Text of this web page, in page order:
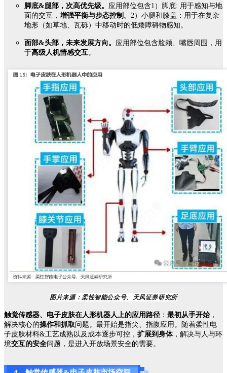
脚底&腿部，次高优先级。 应用部位包含1）脚底: 用于感知与地
面的交互， 增强平衡与步态控制 。2）小腿和膝盖：用于在复杂
地形（如草地、瓦砾）中移动时的低矮障碍物感知。
面部&头部，未来发展方向。 应用部位包含脸颊、嘴唇周围，用
于高级人机情感交互。
图片来源：柔性智能公众号、天风证券研究所
触觉传感器、电子皮肤在人形机器人上的应用路径 ： 最初从手开始，
解决核心的操作和抓取问题。最开始是指尖、指腹应用。随着柔性电
子皮肤材料&工艺成熟以及成本逐步可控， 扩展到身体，解决与人与环
境交互的安全问题，是进入开放场景安全的需要。